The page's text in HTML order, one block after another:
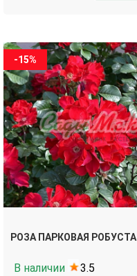
-15%
РОЗА ПАРКОВАЯ РОБУСТА
В наличии 3.5